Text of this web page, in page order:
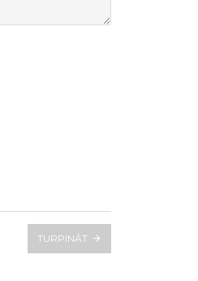
TURPINĀT